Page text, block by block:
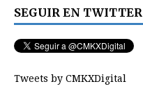
SEGUIR EN TWITTER
Tweets by CMKXDigital